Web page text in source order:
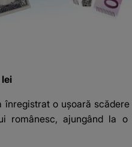
o ușoară
românesc, ajungând la o